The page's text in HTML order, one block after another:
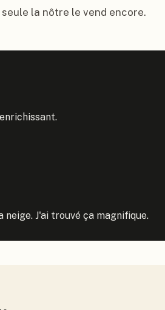
la nôtre le vend encore.
neige. J'ai trouvé ça magnifique.